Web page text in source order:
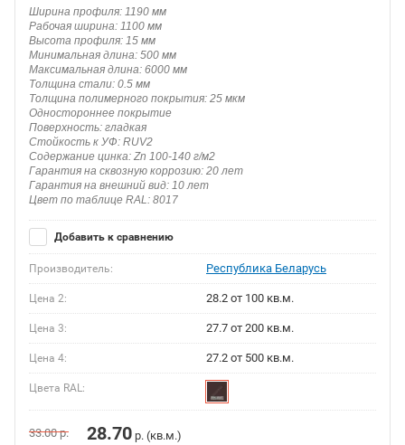
Ширина профиля: 1190 мм
Рабочая ширина: 1100 мм
Высота профиля: 15 мм
Минимальная длина: 500 мм
Максимальная длина: 6000 мм
Толщина стали: 0.5 мм
Толщина полимерного покрытия: 25 мкм
Одностороннее покрытие
Поверхность: гладкая
Стойкость к УФ: RUV2
Содержание цинка: Zn 100-140 г/м2
Гарантия на сквозную коррозию: 20 лет
Гарантия на внешний вид: 10 лет
Цвет по таблице RAL: 8017
Добавить к сравнению
Производитель: Республика Беларусь
Цена 2: 28.2 от 100 кв.м.
Цена 3: 27.7 от 200 кв.м.
Цена 4: 27.2 от 500 кв.м.
Цвета RAL:
33.00р. 28.70 р. (кв.м.)